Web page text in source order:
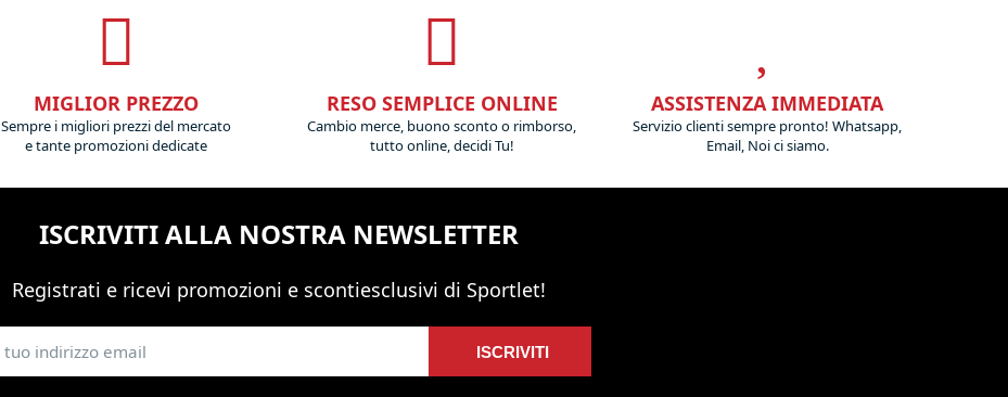
MIGLIOR PREZZO
Sempre i migliori prezzi del mercato
e tante promozioni dedicate
RESO SEMPLICE ONLINE
Cambio merce, buono sconto o rimborso,
tutto online, decidi Tu!
ASSISTENZA IMMEDIATA
Servizio clienti sempre pronto! Whatsapp,
Email, Noi ci siamo.
ISCRIVITI ALLA NOSTRA NEWSLETTER
Registrati e ricevi promozioni e scontiesclusivi di Sportlet!
ISCRIVITI